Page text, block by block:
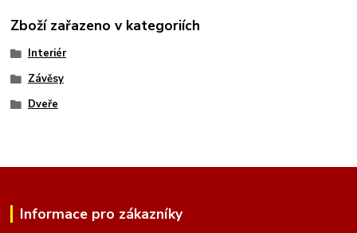
Zboží zařazeno v kategoriích
Interiér
Závěsy
Dveře
Informace pro zákazníky